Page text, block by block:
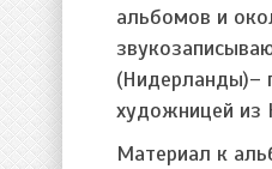
альбомов и
(Нидерланды)–
художницей из
Материал к